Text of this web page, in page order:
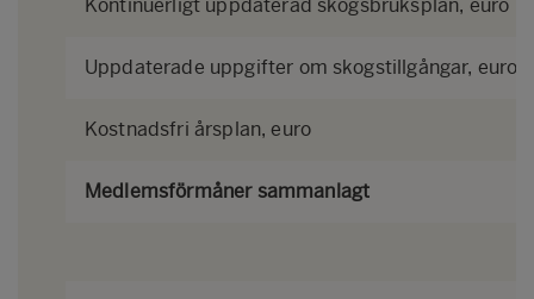
Kontinuerligt uppdaterad skogsbruksplan, euro
Uppdaterade uppgifter om skogstillgångar, euro
Kostnadsfri årsplan, euro
Medlemsförmåner sammanlagt